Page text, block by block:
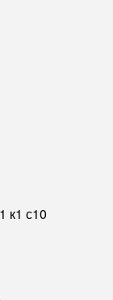
к1 с10